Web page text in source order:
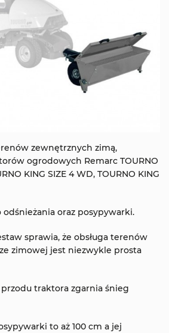
zewnętrznych zimą,
ogrodowych Remarc TOURNO
KING SIZE 4 WD, TOURNO KING
odśnieżania oraz posypywarki.
sprawia, że obsługa terenów
zimowej jest niezwykle prosta
przodu traktora zgarnia śnieg
to aż 100 cm a jej